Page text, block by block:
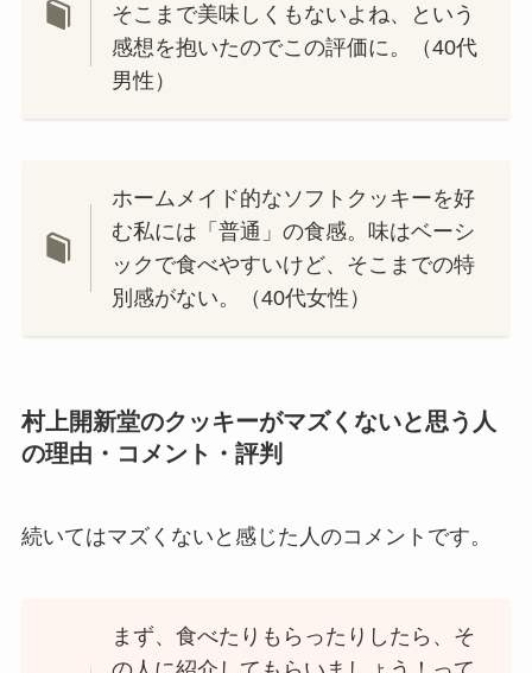
そこまで美味しくもないよね、という
感想を抱いたのでこの評価に。（40代
男性）
ホームメイド的なソフトクッキーを好
む私には「普通」の食感。味はベーシ
ックで食べやすいけど、そこまでの特
別感がない。（40代女性）
村上開新堂のクッキーがマズくないと思う人
の理由・コメント・評判
続いてはマズくないと感じた人のコメントです。
まず、食べたりもらったりしたら、そ